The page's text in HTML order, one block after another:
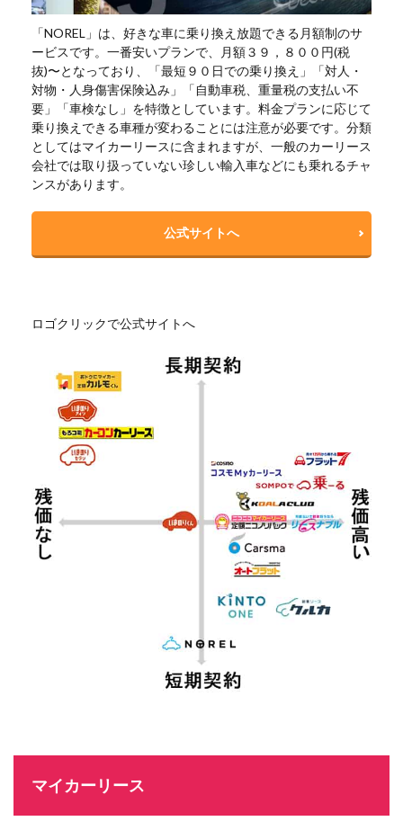
「NOREL」は、好きな車に乗り換え放題できる月額制のサ
ービスです。一番安いプランで、月額３９，８００円(税
抜)〜となっており、「最短９０日での乗り換え」「対人・
対物・人身傷害保険込み」「自動車税、重量税の支払い不
要」「車検なし」を特徴としています。料金プランに応じて
乗り換えできる車種が変わることには注意が必要です。分類
としてはマイカーリースに含まれますが、一般のカーリース
会社では取り扱っていない珍しい輸入車などにも乗れるチャ
ンスがあります。
公式サイトへ
ロゴクリックで公式サイトへ
マイカーリース